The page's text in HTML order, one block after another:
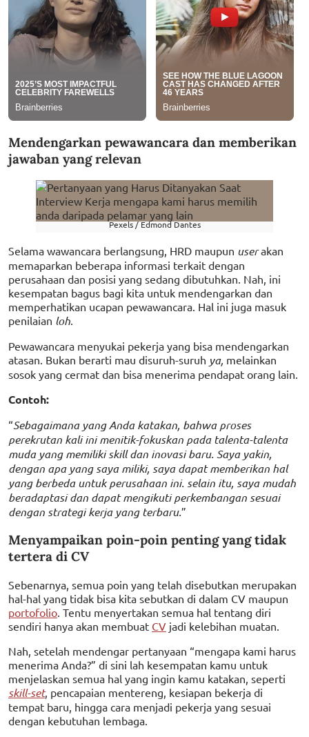
Mendengarkan pewawancara dan memberikan
jawaban yang relevan
Pexels / Edmond Dantes
Selama wawancara berlangsung, HRD maupun userakan
memaparkan beberapa informasi terkait dengan
perusahaan dan posisi yang sedang dibutuhkan. Nah, ini
kesempatan bagus bagi kita untuk mendengarkan dan
memperhatikan ucapan pewawancara. Hal ini juga masuk
penilaian loh
Pewawancara menyukai pekerja yang bisa mendengarkan
atasan. Bukan berarti mau disuruh-suruh ya, melainkan
sosok yang cermat dan bisa menerima pendapat orang lain.
Contoh:
“Sebagaimana yang Anda katakan, bahwa proses
perekrutan kali ini menitik-fokuskan pada talenta-talenta
muda yang memiliki skill dan inovasi baru. Saya yakin,
dengan apa yang saya miliki, saya dapat memberikan hal
yang berbeda untuk perusahaan ini. selain itu, saya mudah
beradaptasi dan dapat mengikuti perkembangan sesuai
dengan strategi kerja yang terbaru.”
Menyampaikan poin-poin penting yang tidak
tertera di CV
Sebenarnya, semua poin yang telah disebutkan merupakan
hal-hal yang tidak bisa kita sebutkan di dalam CV maupun
portofolio . Tentu menyertakan semua hal tentang diri
sendiri hanya akan membuat CV jadi kelebihan muatan.
Nah, setelah mendengar pertanyaan “mengapa kami harus
menerima Anda?” di sini lah kesempatan kamu untuk
menjelaskan semua hal yang ingin kamu katakan, seperti
skill-set, pencapaian mentereng, kesiapan bekerja di
tempat baru, hingga cara menjadi pekerja yang sesuai
dengan kebutuhan lembaga.